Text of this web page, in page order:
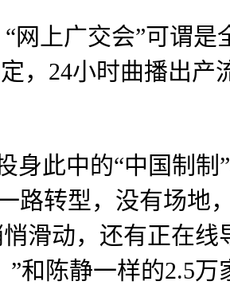
上广交会”可谓是
，24小时曲播出产
此中的“中国制制
路转型，没有场地
滑动，还有正在线
和陈静一样的2.5